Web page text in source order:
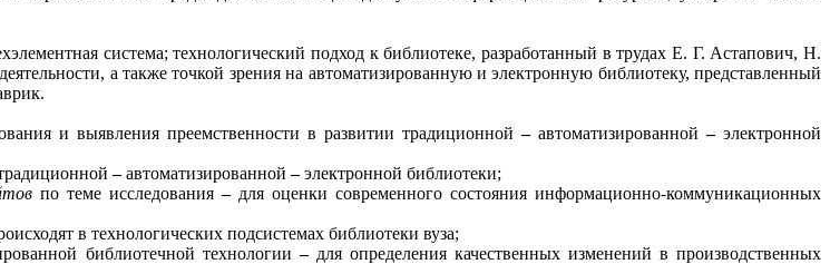
система; технологический подход к библиотеке, разработанный в трудах Е. Г. Астапович, Н.
а также точкой зрения на автоматизированную и электронную библиотеку, представленный
и выявления преемственности в развитии традиционной–автоматизированной–электронной
–автоматизированной–электронной библиотеки;
по теме исследования–для оценки современного состояния информационно-коммуникационных
в технологических подсистемах библиотеки вуза;
библиотечной технологии–для определения качественных изменений в производственных